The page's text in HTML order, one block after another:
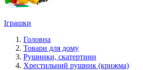
Іграшки
Головна
Товари для дому
Рушники, скатертини
Хрестильний рушник (крижма)